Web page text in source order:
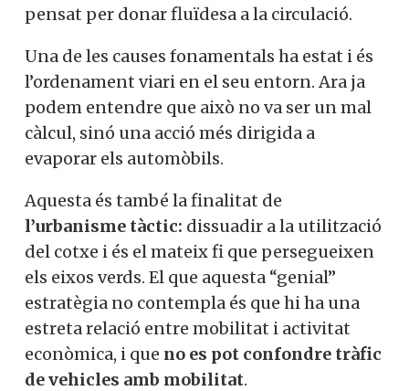
pensat per donar fluïdesa a la circulació.
Una de les causes fonamentals ha estat i és
l’ordenament viari en el seu entorn. Ara ja
podem entendre que això no va ser un mal
càlcul, sinó una acció més dirigida a
evaporar els automòbils.
Aquesta és també la finalitat de
l’urbanisme tàctic: dissuadir a la utilització
del cotxe i és el mateix fi que persegueixen
els eixos verds. El que aquesta “genial”
estratègia no contempla és que hi ha una
estreta relació entre mobilitat i activitat
econòmica, i que no es pot confondre tràfic
de vehicles amb mobilitat.